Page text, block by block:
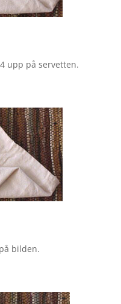
upp på servetten.
bilden.